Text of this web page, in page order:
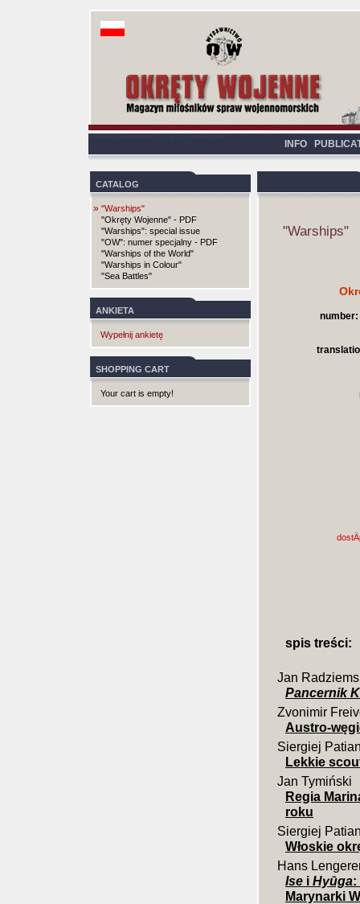
INFO
CATALOG
» "Warships"
"Okręty Wojenne" - PDF
"Warships": special issue
"OW": numer specjalny - PDF
"Warships of the World"
"Warships in Colour"
"Sea Battles"
ANKIETA
Wypełnij ankietę
SHOPPING CART
Your cart is empty!
"Warships"
number:
spis treści:
Jan
Pancernik
Zvonimir
Austro-
Siergiej
Lekkie
Jan Tymiński
Regia
roku
Siergiej
Włoskie
Hans
Ise i Hyūga:
Marynarki